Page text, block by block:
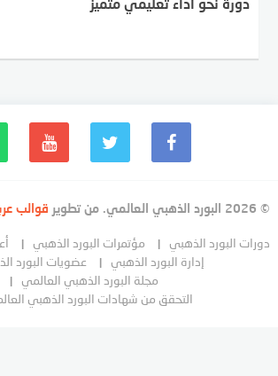
دورة نحو أداء تعليمي متميز
© 2026 البورد الذهبي العالمي. من تطوير قوالب
دورات البورد الذهبي مؤتمرات البورد الذهبي
إدارة البورد الذهبي
عضويات البورد
مجلة البورد الذهبي العالمي
التحقق من شهادات البورد الذهبي